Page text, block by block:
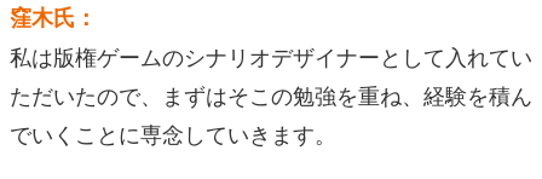
窪木氏：
私は版権ゲームのシナリオデザイナーとして入れてい
ただいたので、まずはそこの勉強を重ね、経験を積ん
でいくことに専念していきます。